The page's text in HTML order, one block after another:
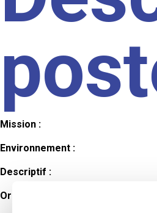
Mission :
Environnement :
Descriptif :
Organisation et horaires :